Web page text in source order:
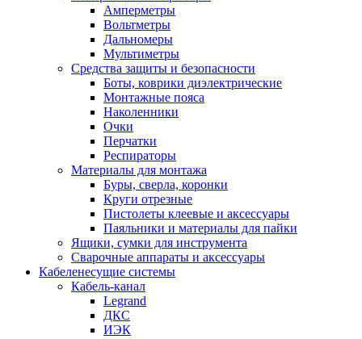
Амперметры
Вольтметры
Дальномеры
Мультиметры
Средства защиты и безопасности
Боты, коврики диэлектрические
Монтажные пояса
Наколенники
Очки
Перчатки
Респираторы
Материалы для монтажа
Буры, сверла, коронки
Круги отрезные
Пистолеты клеевые и аксессуары
Паяльники и материалы для пайки
Ящики, сумки для инструмента
Сварочные аппараты и аксессуары
Кабеленесущие системы
Кабель-канал
Legrand
ДКС
ИЭК